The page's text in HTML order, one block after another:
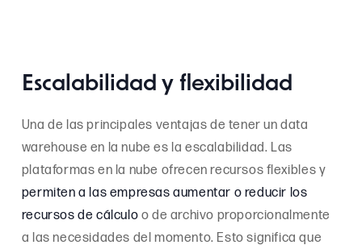
Escalabilidad y flexibilidad
Una de las principales ventajas de tener un data
warehouse en la nube es la escalabilidad. Las
plataformas en la nube ofrecen recursos flexibles y
permiten a las empresas aumentar o reducir los
recursos de cálculo o de archivo proporcionalmente
a las necesidades del momento. Esto significa que